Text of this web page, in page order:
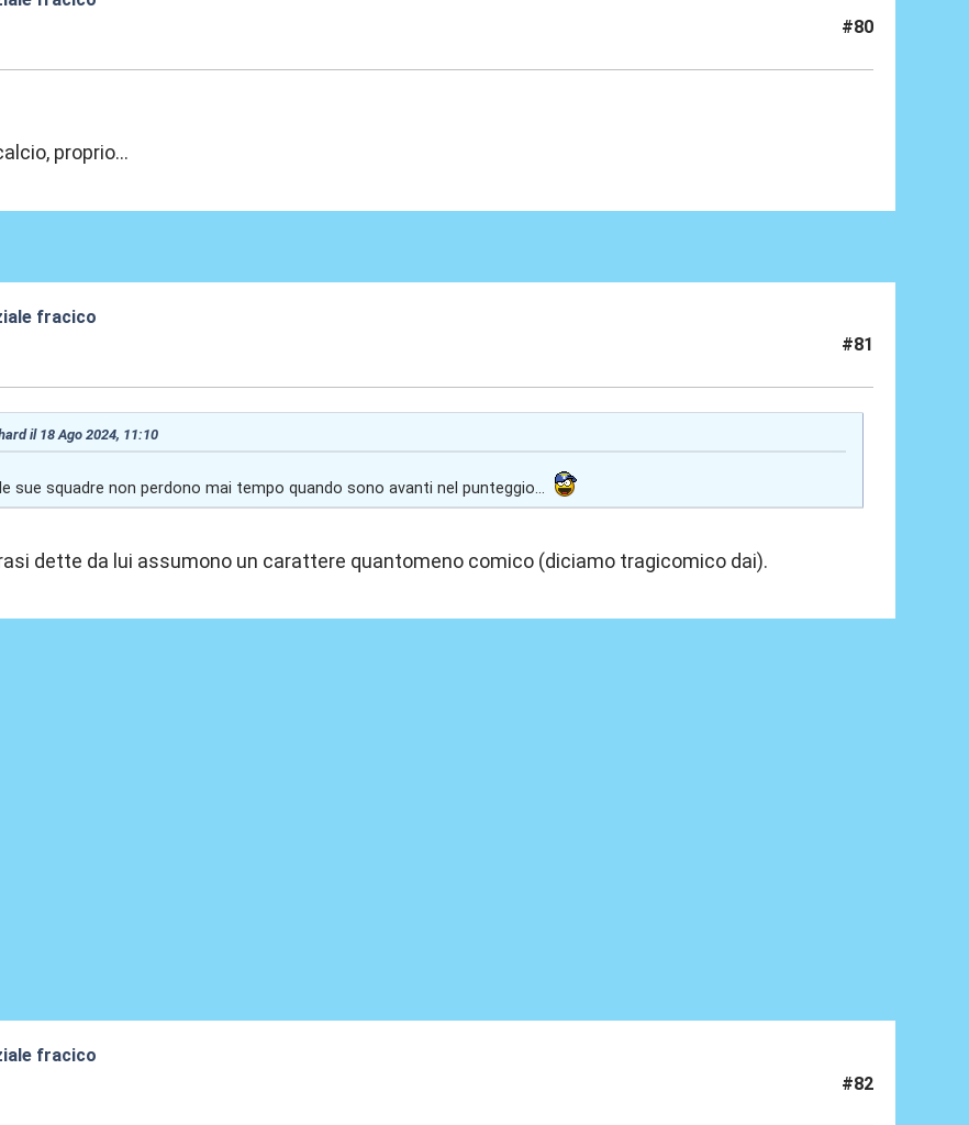
#80
proprio...
fracico
#81
il 18 Ago 2024, 11:10
sue squadre non perdono mai tempo quando sono avanti nel punteggio...
dette da lui assumono un carattere quantomeno comico (diciamo tragicomico dai).
fracico
#82